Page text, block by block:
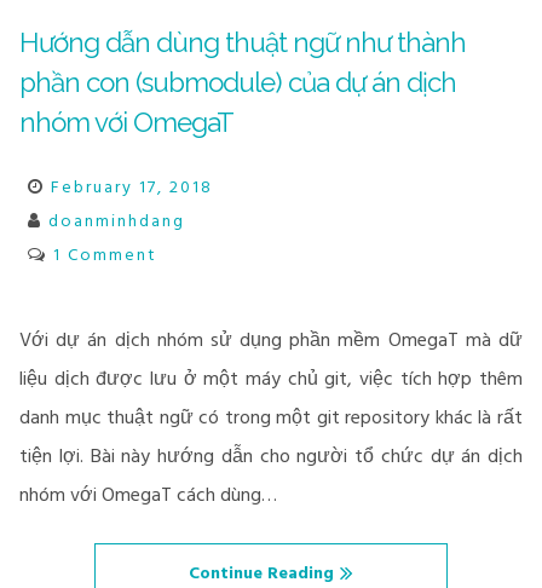
Hướng dẫn dùng thuật ngữ như thành
phần con (submodule) của dự án dịch
nhóm với OmegaT
February 17, 2018
doanminhdang
1 Comment
Với dự án dịch nhóm sử dụng phần mềm OmegaT mà dữ
liệu dịch được lưu ở một máy chủ git, việc tích hợp thêm
danh mục thuật ngữ có trong một git repository khác là rất
tiện lợi. Bài này hướng dẫn cho người tổ chức dự án dịch
nhóm với OmegaT cách dùng…
Continue Reading